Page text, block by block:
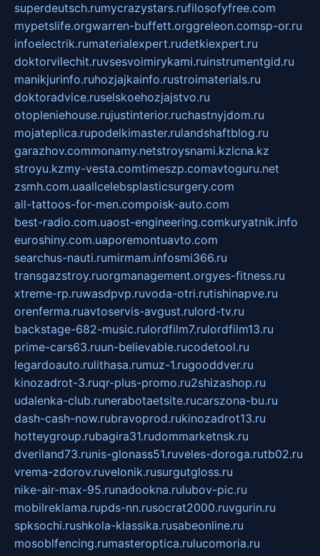
superdeutsch.rumycrazystars.rufilosofyfree.com
mypetslife.orgwarren-buffett.orggreleon.comsp-or.ru
infoelectrik.rumaterialexpert.rudetkiexpert.ru
doktorvilechit.ruvsesvoimirykami.ruinstrumentgid.ru
manikjurinfo.ruhozjajkainfo.rustroimaterials.ru
doktoradvice.ruselskoehozjajstvo.ru
otopleniehouse.rujustinterior.ruchastnyjdom.ru
mojateplica.rupodelkimaster.rulandshaftblog.ru
garazhov.commonamy.netstroysnami.kzlcna.kz
stroyu.kzmy-vesta.comtimeszp.comavtoguru.net
zsmh.com.uaallcelebsplasticsurgery.com
all-tattoos-for-men.compoisk-auto.com
best-radio.com.uaost-engineering.comkuryatnik.info
euroshiny.com.uaporemontuavto.com
searchus-nauti.rumirmam.infosmi366.ru
transgazstroy.ruorgmanagement.orgyes-fitness.ru
xtreme-rp.ruwasdpvp.ruvoda-otri.rutishinapve.ru
orenferma.ruavtoservis-avgust.rulord-tv.ru
backstage-682-music.rulordfilm7.rulordfilm13.ru
prime-cars63.ruun-believable.rucodetool.ru
legardoauto.rulithasa.rumuz-1.rugooddver.ru
kinozadrot-3.ruqr-plus-promo.ru2shizashop.ru
udalenka-club.runerabotaetsite.rucarszona-bu.ru
dash-cash-now.rubravoprod.rukinozadrot13.ru
hotteygroup.rubagira31.rudommarketnsk.ru
dveriland73.runis-glonass51.ruveles-doroga.rutb02.ru
vrema-zdorov.ruvelonik.rusurgutgloss.ru
nike-air-max-95.runadookna.rulubov-pic.ru
mobilreklama.rupds-nn.rusocrat2000.ruvgurin.ru
spksochi.rushkola-klassika.rusabeonline.ru
mosoblfencing.rumasteroptica.rulucomoria.ru